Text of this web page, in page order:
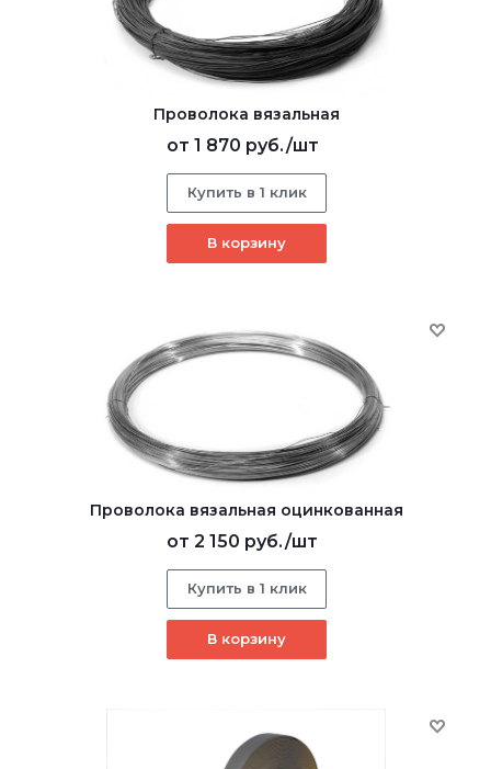
Проволока вязальная
от 1 870 руб./шт
Купить в 1 клик
В корзину
Проволока вязальная оцинкованная
от 2 150 руб./шт
Купить в 1 клик
В корзину